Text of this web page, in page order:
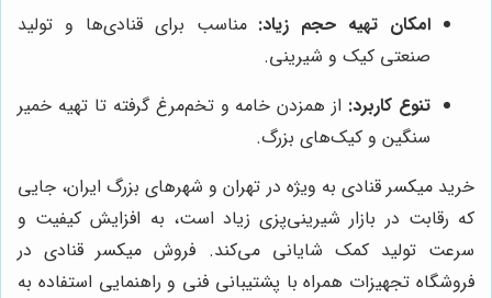
امکان تهیه حجم زیاد: مناسب برای قنادی‌ها و تولید
صنعتی کیک و شیرینی.
تنوع کاربرد: از همزدن خامه و تخم‌مرغ گرفته تا تهیه خمیر
سنگین و کیک‌های بزرگ.
خرید میکسر قنادی به ویژه در تهران و شهرهای بزرگ ایران، جایی
که رقابت در بازار شیرینی‌پزی زیاد است، به افزایش کیفیت و
سرعت تولید کمک شایانی می‌کند. فروش میکسر قنادی در
فروشگاه تجهیزات همراه با پشتیبانی فنی و راهنمایی استفاده به